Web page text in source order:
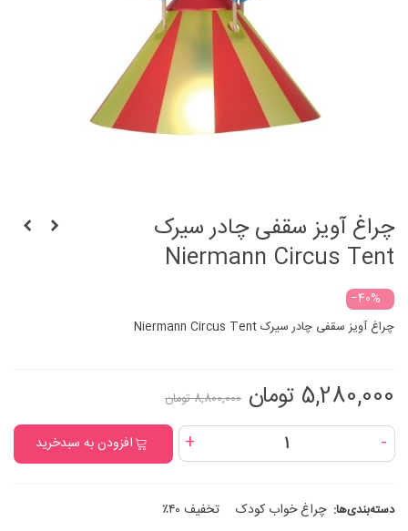
چراغ آویز سقفی چادر سیرک
Niermann Circus Tent
‎−40%
چراغ آویز سقفی چادر سیرک Niermann Circus Tent
5,280,000 تومان 8,800,000 تومان
-
+ افزودن به سبدخرید
دسته‌بندی‌ها: چراغ خواب کودک تخفیف ۴۰٪